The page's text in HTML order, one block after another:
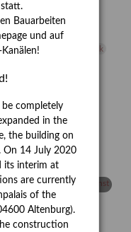
Jahresempfang
Kunst
Kunst von Kühl
Künstlerin Lehmbruck
Phelloplastik
Pohlhof
Ruth Wolf-Rehfeld
Sonderausstellung
studioDIGITAL
Video
Videokunst
Wolf and Dog
Bauarbeiten
und auf
be completely
in the
the building on
On 14 July 2020
its interim at
are currently
of the
Altenburg).
construction